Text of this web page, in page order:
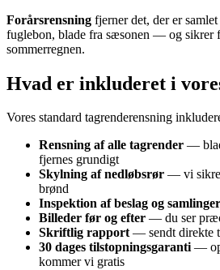
Forårsrensning fjerner det, der er
fuglebon, blade fra sæsonen — og sikrer
sommerregnen.
Hvad er inkluderet i
Vores standard tagrenderensning
Rensning af alle tagrender —
fjernes grundigt
Skylning af nedløbsrør — vi
brønd
Inspektion af beslag og samlinger
Billeder før og efter — du ser
Skriftlig rapport— sendt direkte
30 dages tilstopningsgaranti—
kommer vi gratis